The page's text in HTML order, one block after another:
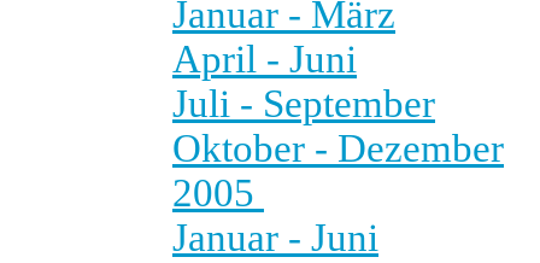
Januar - März
April - Juni
Juli - September
Oktober - Dezember
2005
Januar - Juni